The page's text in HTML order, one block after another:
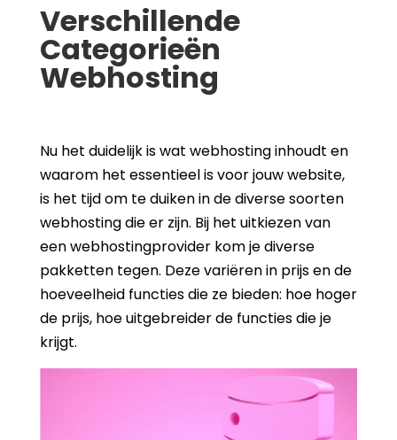
Verschillende
Categorieën
Webhosting
Nu het duidelijk is wat webhosting inhoudt en
waarom het essentieel is voor jouw website,
is het tijd om te duiken in de diverse soorten
webhosting die er zijn. Bij het uitkiezen van
een webhostingprovider kom je diverse
pakketten tegen. Deze variëren in prijs en de
hoeveelheid functies die ze bieden: hoe hoger
de prijs, hoe uitgebreider de functies die je
krijgt.